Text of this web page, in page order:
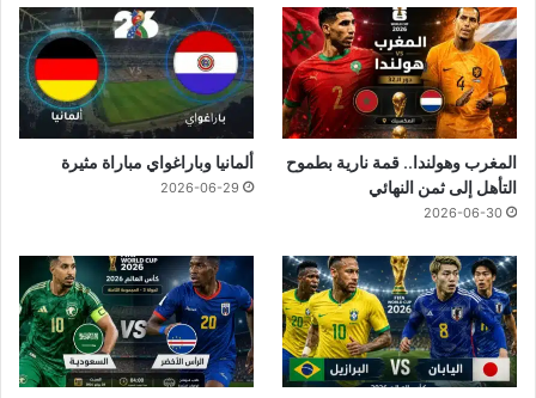
المغرب وهولندا.. قمة نارية بطموح
التأهل إلى ثمن النهائي
2026-06-30
ألمانيا وباراغواي مباراة مثيرة
2026-06-29